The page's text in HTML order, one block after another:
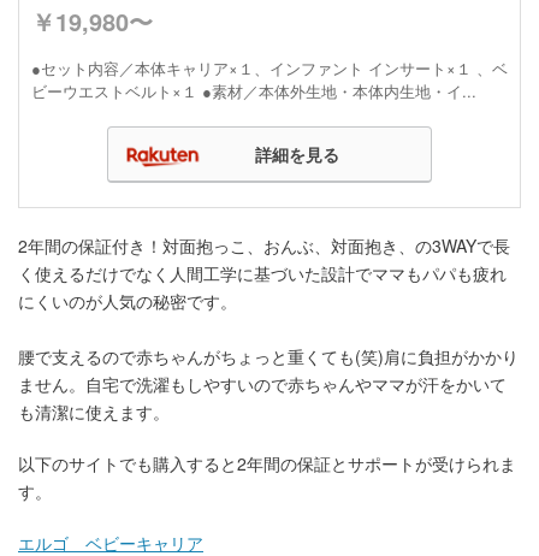
￥19,980〜
●セット内容／本体キャリア×１、インファント インサート×１ 、ベ
ビーウエストベルト×１ ●素材／本体外生地・本体内生地・イ...
詳細を見る
2年間の保証付き！対面抱っこ、おんぶ、対面抱き、の3WAYで長
く使えるだけでなく人間工学に基づいた設計でママもパパも疲れ
にくいのが人気の秘密です。
腰で支えるので赤ちゃんがちょっと重くても(笑)肩に負担がかかり
ません。自宅で洗濯もしやすいので赤ちゃんやママが汗をかいて
も清潔に使えます。
以下のサイトでも購入すると2年間の保証とサポートが受けられま
す。
エルゴ ベビーキャリア